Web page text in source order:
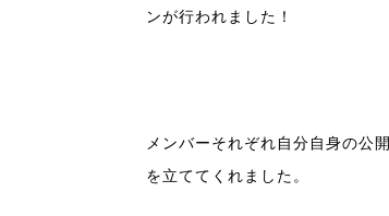
ンが行われました！
メンバーそれぞれ自分自身の公
を立ててくれました。